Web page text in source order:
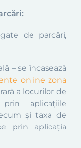
de parcări,
– se încasează
online zona
a locurilor de
aplicațiile
și taxa de
prin aplicația